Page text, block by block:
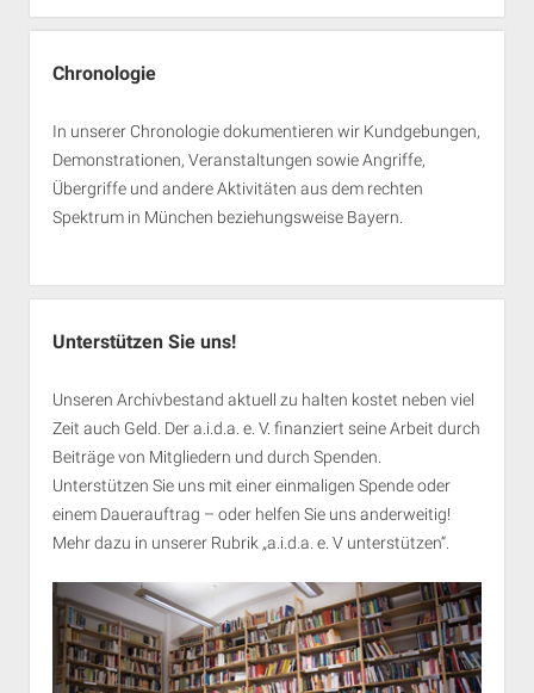
Chronologie
In unserer Chronologie dokumentieren wir Kundgebungen,
Demonstrationen, Veranstaltungen sowie Angriffe,
Übergriffe und andere Aktivitäten aus dem rechten
Spektrum in München beziehungsweise Bayern.
Unterstützen Sie uns!
Unseren Archivbestand aktuell zu halten kostet neben viel
Zeit auch Geld. Der a.i.d.a. e. V. finanziert seine Arbeit durch
Beiträge von Mitgliedern und durch Spenden.
Unterstützen Sie uns mit einer einmaligen Spende oder
einem Dauerauftrag – oder helfen Sie uns anderweitig!
Mehr dazu in unserer Rubrik „a.i.d.a. e. V unterstützen“.